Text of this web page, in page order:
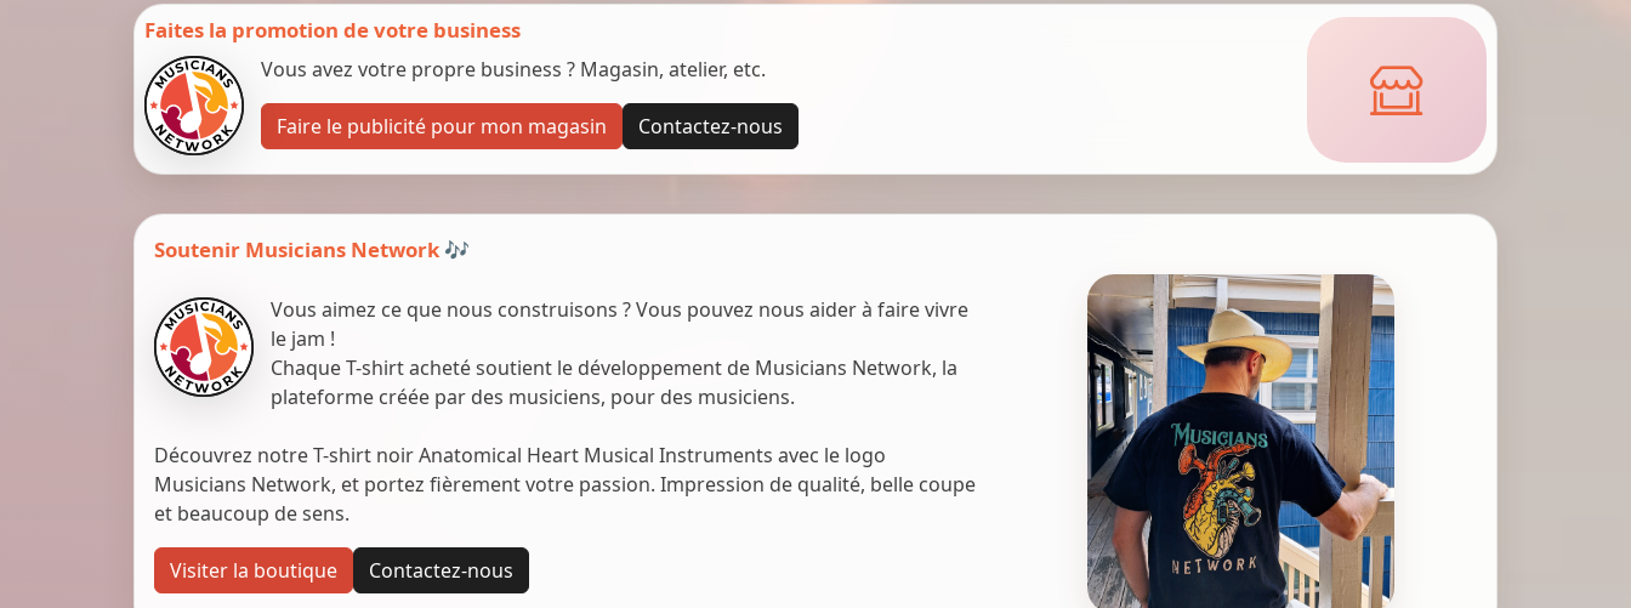
Faites la promotion de votre business
Vous avez votre propre business ? Magasin, atelier, etc.
Faire le publicité pour mon magasin Contactez-nous
Soutenir Musicians Network 🎶
Vous aimez ce que nous construisons ? Vous pouvez nous aider à faire vivre
le jam !
Chaque T-shirt acheté soutient le développement de Musicians Network, la
plateforme créée par des musiciens, pour des musiciens.
Découvrez notre T-shirt noir Anatomical Heart Musical Instruments avec le logo
Musicians Network, et portez fièrement votre passion. Impression de qualité, belle coupe
et beaucoup de sens.
Visiter la boutique Contactez-nous